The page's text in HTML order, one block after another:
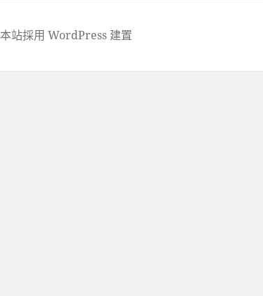
本站採用 WordPress 建置